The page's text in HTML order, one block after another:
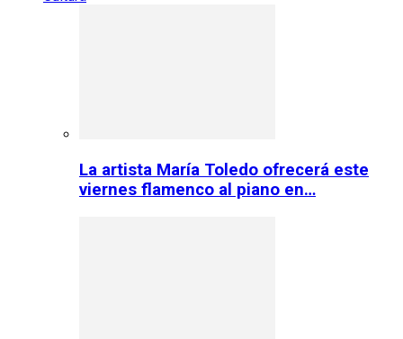
La artista María Toledo ofrecerá este
viernes flamenco al piano en…